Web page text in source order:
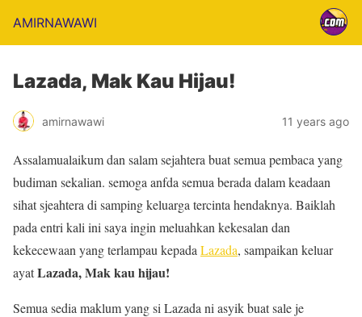
AMIRNAWAWI
Lazada, Mak Kau Hijau!
amirnawawi 11 years ago
Assalamualaikum dan salam sejahtera buat semua pembaca yang
budiman sekalian. semoga anfda semua berada dalam keadaan
sihat sjeahtera di samping keluarga tercinta hendaknya. Baiklah
pada entri kali ini saya ingin meluahkan kekesalan dan
kekecewaan yang terlampau kepada Lazada, sampaikan keluar
ayatLazada, Mak kau hijau!
Semua sedia maklum yang si Lazada ni asyik buat sale je